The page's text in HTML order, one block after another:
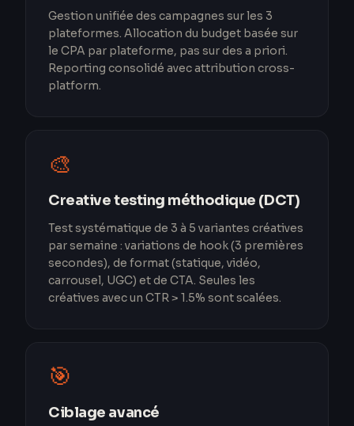
Gestion unifiée des campagnes sur les 3
plateformes. Allocation du budget basée sur
le CPA par plateforme, pas sur des a priori.
Reporting consolidé avec attribution cross-
platform.
🎨
Creative testing méthodique (DCT)
Test systématique de 3 à 5 variantes créatives
par semaine : variations de hook (3 premières
secondes), de format (statique, vidéo,
carrousel, UGC) et de CTA. Seules les
créatives avec un CTR > 1.5% sont scalées.
🎯
Ciblage avancé